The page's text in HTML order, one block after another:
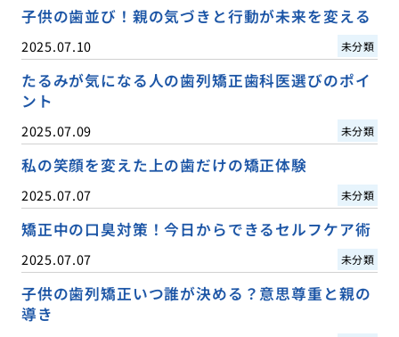
子供の歯並び！親の気づきと行動が未来を変える
2025.07.10 未分類
たるみが気になる人の歯列矯正歯科医選びのポイ
ント
2025.07.09 未分類
私の笑顔を変えた上の歯だけの矯正体験
2025.07.07 未分類
矯正中の口臭対策！今日からできるセルフケア術
2025.07.07 未分類
子供の歯列矯正いつ誰が決める？意思尊重と親の
導き